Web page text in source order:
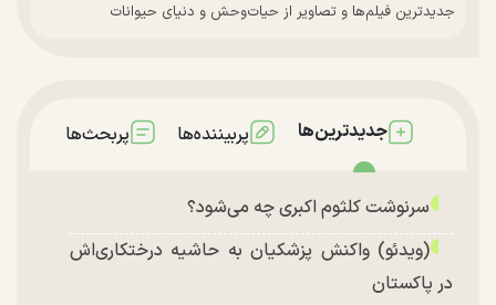
جدیدترین فیلم‌ها و تصاویر از حیات‌وحش و دنیای حیوانات
جدیدترین‌ها پربیننده‌ها پربحث‌ها
سرنوشت کلثوم اکبری چه می‌شود؟
(ویدئو) واکنش پزشکیان به حاشیه درختکاری‌اش
در پاکستان